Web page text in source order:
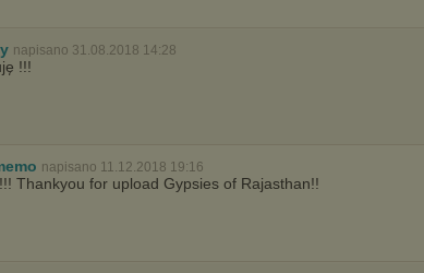
napisano 31.08.2018 14:28
!!!
napisano 11.12.2018 19:16
Thankyou for upload Gypsies of Rajasthan!!